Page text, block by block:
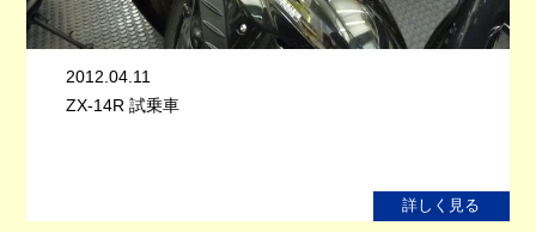
2012.04.11
ZX-14R 試乗車
詳しく見る